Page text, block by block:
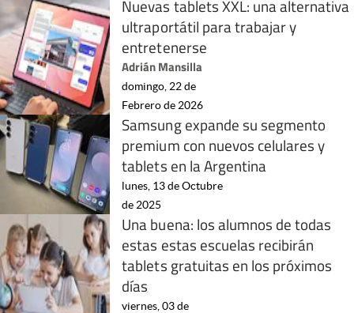
Nuevas tablets XXL: una alternativa
ultraportátil para trabajar y
entretenerse
Adrián Mansilla
domingo, 22 de
Febrero de 2026
Samsung expande su segmento
premium con nuevos celulares y
tablets en la Argentina
lunes, 13 de Octubre
de 2025
Una buena: los alumnos de todas
estas estas escuelas recibirán
tablets gratuitas en los próximos
días
viernes, 03 de